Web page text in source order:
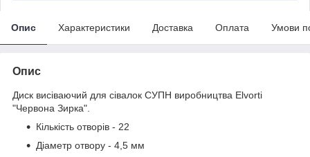
Опис Характеристики Доставка Оплата Умови
Опис
Диск висіваючий для сівалок СУПН виробництва Elvorti
"Червона Зирка".
Кількість отворів - 22
Діаметр отвору - 4,5 мм